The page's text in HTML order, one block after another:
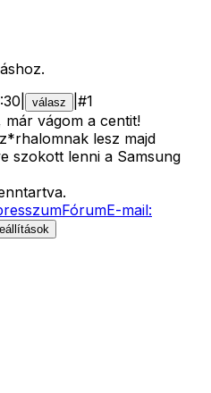
válasz #1
vágom a centit!
lesz majd
szokott lenni a Samsung
FórumE-mail: